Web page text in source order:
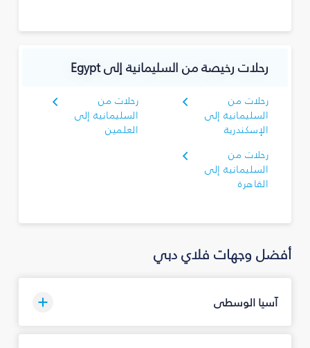
رحلات رخيصة من السليمانية‎ إلى Egypt
رحلات من
السليمانية‎ إلى
الإسكندرية
رحلات من
السليمانية‎ إلى
العلمين
رحلات من
السليمانية‎ إلى
القاهرة
أفضل وجهات فلاي دبي
آسيا الوسطى